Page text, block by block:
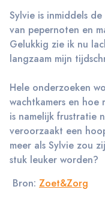
Sylvie is inmiddels
van pepernoten en
Gelukkig zie ik nu
langzaam mijn
Hele onderzoeken
wachtkamers en hoe
is namelijk frustratie
veroorzaakt een
meer als Sylvie zou
stuk leuker worden?
Bron: Zoet&Zorg